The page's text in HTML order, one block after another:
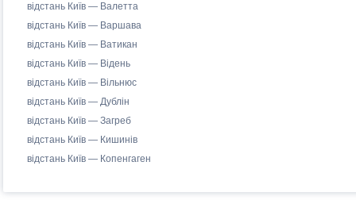
відстань Київ — Валетта
відстань Київ — Варшава
відстань Київ — Ватикан
відстань Київ — Відень
відстань Київ — Вільнюс
відстань Київ — Дублін
відстань Київ — Загреб
відстань Київ — Кишинів
відстань Київ — Копенгаген